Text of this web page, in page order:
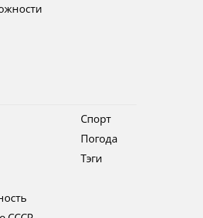
Спорт
Погода
Тэги